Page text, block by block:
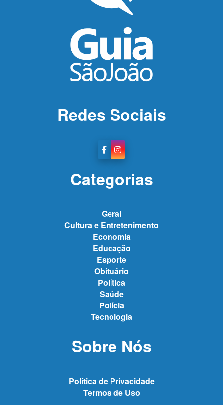
Redes Sociais
Categorias
Geral
Cultura e Entretenimento
Economia
Educação
Esporte
Obituário
Política
Saúde
Polícia
Tecnologia
Sobre Nós
Política de Privacidade
Termos de Uso